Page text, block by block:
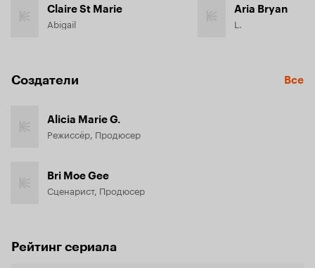
Claire St Marie
Abigail
Aria Bryan
L.
Создатели Все
Alicia Marie G.
Режиссёр, Продюсер
Bri Moe Gee
Сценарист, Продюсер
Рейтинг сериала